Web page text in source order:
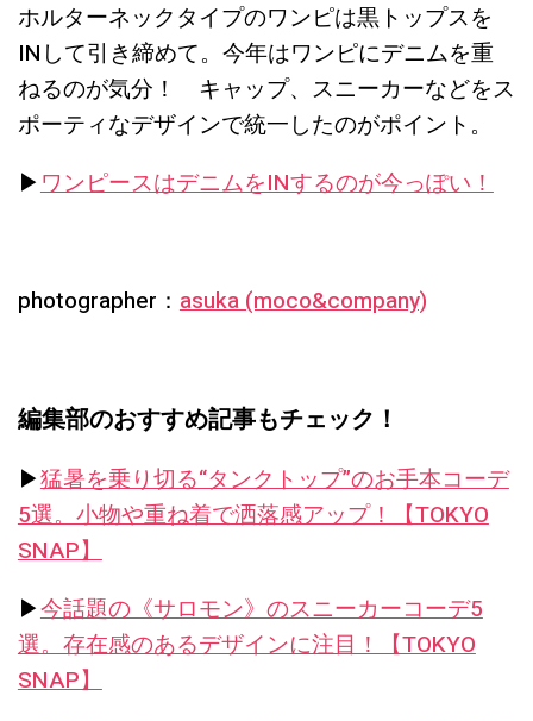
ホルターネックタイプのワンピは黒トップスを
INして引き締めて。今年はワンピにデニムを重
ねるのが気分！ キャップ、スニーカーなどをス
ポーティなデザインで統一したのがポイント。
▶︎ワンピースはデニムをINするのが今っぽい！
photographer： asuka (moco&company)
編集部のおすすめ記事もチェック！
▶︎猛暑を乗り切る“タンクトップ”のお手本コーデ
5選。小物や重ね着で洒落感アップ！【TOKYO
SNAP】
▶︎今話題の《サロモン》のスニーカーコーデ5
選。存在感のあるデザインに注目！【TOKYO
SNAP】